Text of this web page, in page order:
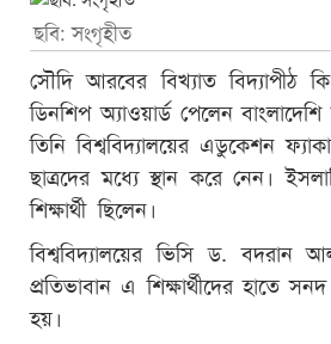
ছবি: সংগৃহীত
সৌদি আরবের বিখ্যাত বিদ্যাপীঠ
ডিনশিপ অ্যাওয়ার্ড পেলেন বাংলাদেশি
তিনি বিশ্ববিদ্যালয়ের এডুকেশন
ছাত্রদের মধ্যে স্থান করে নেন।
শিক্ষার্থী ছিলেন।
বিশ্ববিদ্যালয়ের ভিসি ড. বদরান
প্রতিভাবান এ শিক্ষার্থীদের হাতে
হয়।